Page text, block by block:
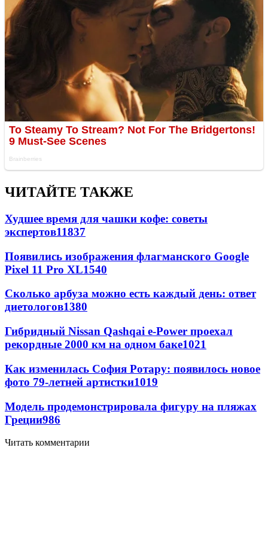
ЧИТАЙТЕ ТАКЖЕ
Худшее время для чашки кофе: советы
экспертов11837
Появились изображения флагманского Google
Pixel 11 Pro XL1540
Сколько арбуза можно есть каждый день: ответ
диетологов1380
Гибридный Nissan Qashqai e-Power проехал
рекордные 2000 км на одном баке1021
Как изменилась София Ротару: появилось новое
фото 79-летней артистки1019
Модель продемонстрировала фигуру на пляжах
Греции986
Читать комментарии